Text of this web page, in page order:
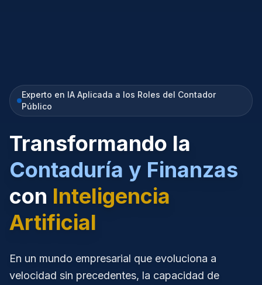
Experto en IA Aplicada a los Roles del Contador
Público
Transformando la
Contaduría y Finanzas
con Inteligencia
Artificial
En un mundo empresarial que evoluciona a
velocidad sin precedentes, la capacidad de